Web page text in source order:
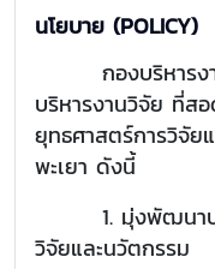
นโยบาย (POLICY)
กองบริหารงาน
บริหารงานวิจัย ที่ส
ยุทธศาสตร์การวิจัย
พะเยา ดังนี้
1. มุ่งพัฒนาบุค
วิจัยและนวัตกรรม